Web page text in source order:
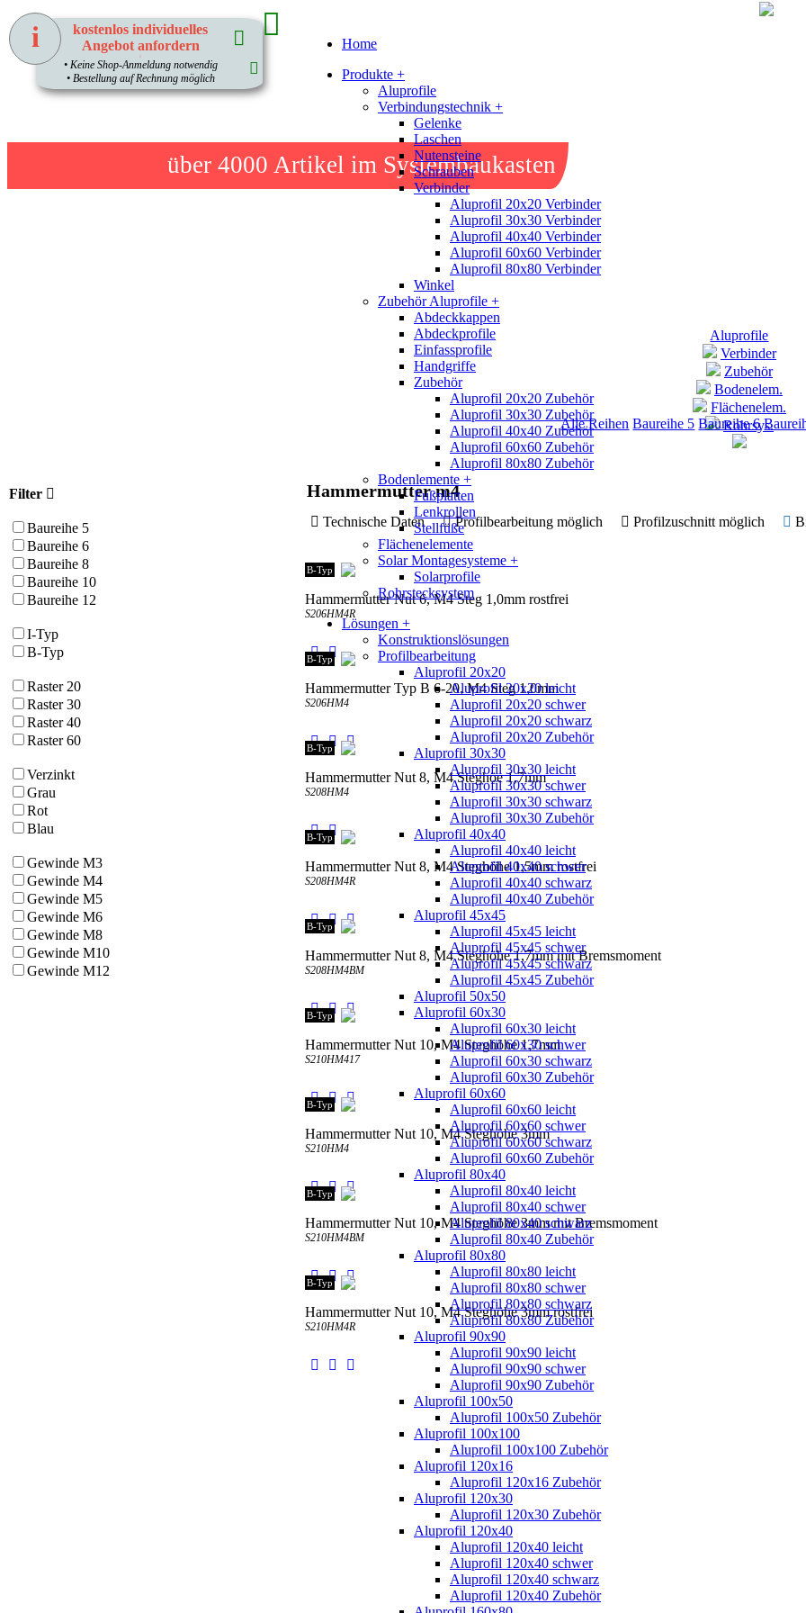
über 4000 Artikel im Systembaukasten
Home
Produkte +
Aluprofile
Verbindungstechnik +
Gelenke
Laschen
Nutensteine
Schrauben
Verbinder
Aluprofil 20x20 Verbinder
Aluprofil 30x30 Verbinder
Aluprofil 40x40 Verbinder
Aluprofil 60x60 Verbinder
Aluprofil 80x80 Verbinder
Winkel
Zubehör Aluprofile +
Abdeckkappen
Abdeckprofile
Einfassprofile
Handgriffe
Zubehör
Aluprofil 20x20 Zubehör
Aluprofil 30x30 Zubehör
Aluprofil 40x40 Zubehör
Aluprofil 60x60 Zubehör
Aluprofil 80x80 Zubehör
Bodenlemente +
Fußplatten
Lenkrollen
Stellfüße
Flächenelemente
Solar Montagesysteme +
Solarprofile
Rohrstecksystem
Lösungen +
Konstruktionslösungen
Profilbearbeitung
Aluprofil 20x20
Aluprofil 20x20 leicht
Aluprofil 20x20 schwer
Aluprofil 20x20 schwarz
Aluprofil 20x20 Zubehör
Aluprofil 30x30
Aluprofil 30x30 leicht
Aluprofil 30x30 schwer
Aluprofil 30x30 schwarz
Aluprofil 30x30 Zubehör
Aluprofil 40x40
Aluprofil 40x40 leicht
Aluprofil 40x40 schwer
Aluprofil 40x40 schwarz
Aluprofil 40x40 Zubehör
Aluprofil 45x45
Aluprofil 45x45 leicht
Aluprofil 45x45 schwer
Aluprofil 45x45 schwarz
Aluprofil 45x45 Zubehör
Aluprofil 50x50
Aluprofil 60x30
Aluprofil 60x30 leicht
Aluprofil 60x30 schwer
Aluprofil 60x30 schwarz
Aluprofil 60x30 Zubehör
Aluprofil 60x60
Aluprofil 60x60 leicht
Aluprofil 60x60 schwer
Aluprofil 60x60 schwarz
Aluprofil 60x60 Zubehör
Aluprofil 80x40
Aluprofil 80x40 leicht
Aluprofil 80x40 schwer
Aluprofil 80x40 schwarz
Aluprofil 80x40 Zubehör
Aluprofil 80x80
Aluprofil 80x80 leicht
Aluprofil 80x80 schwer
Aluprofil 80x80 schwarz
Aluprofil 80x80 Zubehör
Aluprofil 90x90
Aluprofil 90x90 leicht
Aluprofil 90x90 schwer
Aluprofil 90x90 Zubehör
Aluprofil 100x50
Aluprofil 100x50 Zubehör
Aluprofil 100x100
Aluprofil 100x100 Zubehör
Aluprofil 120x16
Aluprofil 120x16 Zubehör
Aluprofil 120x30
Aluprofil 120x30 Zubehör
Aluprofil 120x40
Aluprofil 120x40 leicht
Aluprofil 120x40 schwer
Aluprofil 120x40 schwarz
Aluprofil 120x40 Zubehör
Aluprofile
Verbinder
Zubehör
Bodenelem.
Flächenelem.
Rohrsys.
Alle Reihen Baureihe 5 Baureihe 6
Hammermutter m4
Technische Daten Profilbearbeitung möglich Profilzuschnitt möglich
Hammermutter Nut 6, M4 Steg 1,0mm rostfrei
S206HM4R
B-Typ
Hammermutter Typ B 6-20, M4 Steg 1,0mm
S206HM4
B-Typ
Hammermutter Nut 8, M4 Steghöe 1,7mm
S208HM4
B-Typ
Hammermutter Nut 8, M4 Steghöhe 1,5mm rostfrei
S208HM4R
B-Typ
Hammermutter Nut 8, M4 Steghöhe 1,7mm mit Bremsmoment
S208HM4BM
B-Typ
Hammermutter Nut 10, M4 Steghöhe 1,7mm
S210HM417
B-Typ
Hammermutter Nut 10, M4 Steghöhe 3mm
S210HM4
B-Typ
Hammermutter Nut 10, M4 Steghöhe 3mm mit Bremsmoment
S210HM4BM
B-Typ
Hammermutter Nut 10, M4 Steghöhe 3mm rostfrei
S210HM4R
B-Typ
Filter
Baureihe 5
Baureihe 6
Baureihe 8
Baureihe 10
Baureihe 12
I-Typ
B-Typ
Raster 20
Raster 30
Raster 40
Raster 60
Verzinkt
Grau
Rot
Blau
Gewinde M3
Gewinde M4
Gewinde M5
Gewinde M6
Gewinde M8
Gewinde M10
Gewinde M12
kostenlos individuelles
Angebot anfordern
1
• Keine Shop-Anmeldung notwendig
• Bestellung auf Rechnung möglich
i